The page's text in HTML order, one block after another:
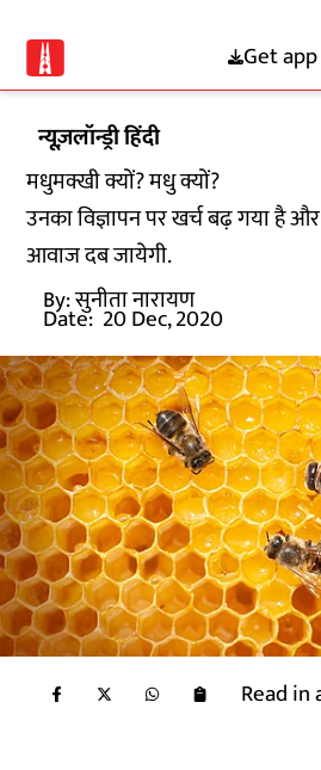
Get app
न्यूज़लॉन्ड्री हिंदी
मधुमक्खी क्यों? मधु क्यों?
उनका विज्ञापन पर खर्च बढ़ गया है
आवाज दब जायेगी.
By:सुनीता नारायण
Date: 20 Dec, 2020
Read in